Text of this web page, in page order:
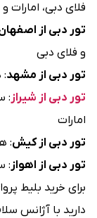
فلای دبی، امارات و
تور دبی از
و فلای دبی
تور دبی از مشهد:
تور دبی از شیراز:
امارات
تور دبی از کیش:
تور دبی از اهواز:
برای خرید بلیط
دارید با آژانس